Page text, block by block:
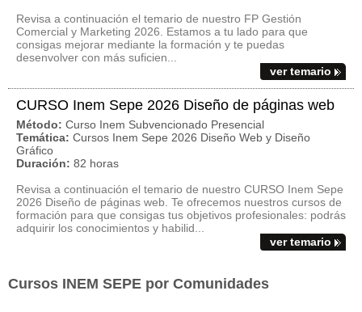
Revisa a continuación el temario de nuestro FP Gestión
Comercial y Marketing 2026. Estamos a tu lado para que
consigas mejorar mediante la formación y te puedas
desenvolver con más suficien...
ver temario
CURSO Inem Sepe 2026 Diseño de páginas web
Método: Curso Inem Subvencionado Presencial
Temática: Cursos Inem Sepe 2026 Diseño Web y Diseño
Gráfico
Duración: 82 horas
Revisa a continuación el temario de nuestro CURSO Inem Sepe
2026 Diseño de páginas web. Te ofrecemos nuestros cursos de
formación para que consigas tus objetivos profesionales: podrás
adquirir los conocimientos y habilid...
ver temario
Cursos INEM SEPE por Comunidades